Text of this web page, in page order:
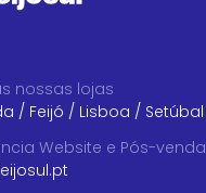
nossas lojas
/ Feijó / Lisboa / Setúbal
Website e Pós-venda